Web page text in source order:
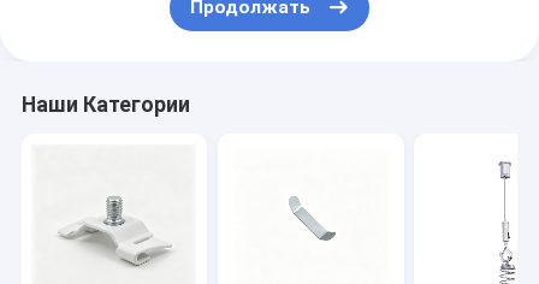
кабельная петля для ключей
трос для привязи для домашних животных
тормозные кабели
Кольца для слинг-шарфа
Продолжать
Наши Категории